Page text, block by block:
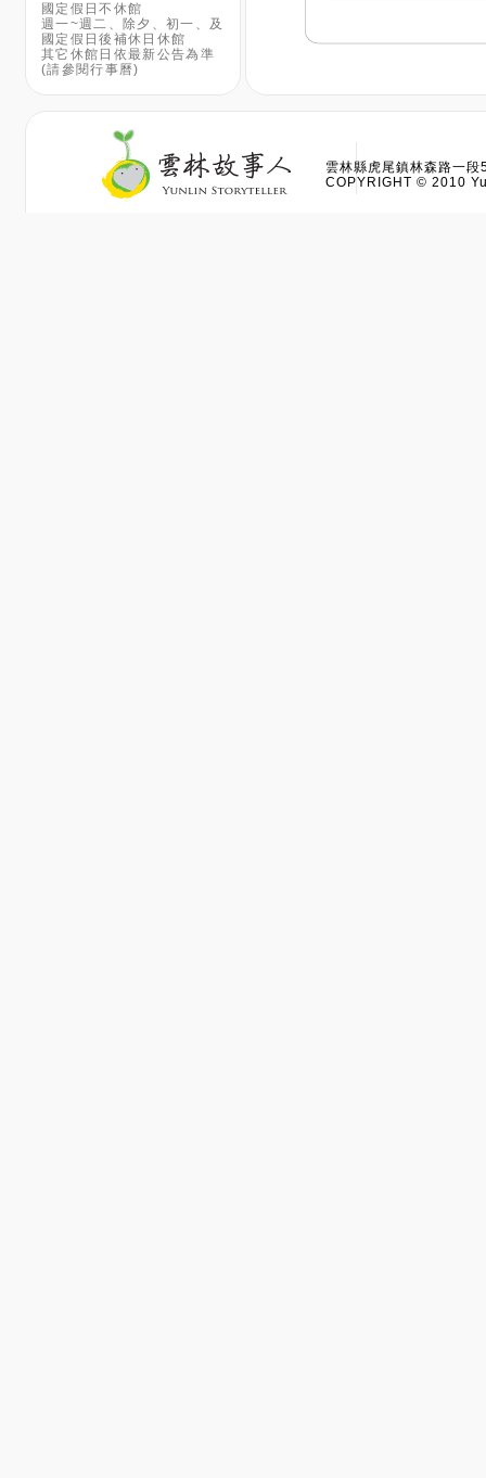
國定假日不休館
週一~週二、除夕、初一、及
國定假日後補休日休館
其它休館日依最新公告為準
(請參閱行事曆)
雲林縣虎尾鎮林森路
COPYRIGHT © 2010